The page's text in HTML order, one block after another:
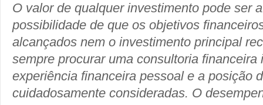
O valor de qualquer investimento pode ser
possibilidade de que os objetivos
alcançados nem o investimento principal
sempre procurar uma consultoria financeira
experiência financeira pessoal e a posição
cuidadosamente consideradas. O